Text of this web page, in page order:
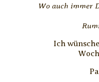
Wo auch immer
Ich